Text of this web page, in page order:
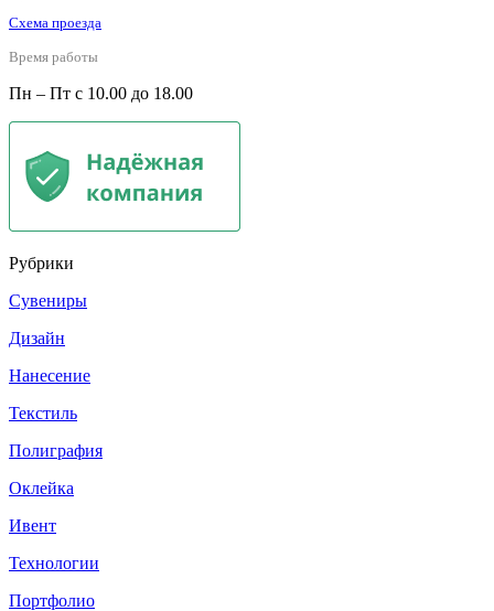
Схема проезда
Время работы
Пн – Пт с 10.00 до 18.00
Рубрики
Сувениры
Дизайн
Нанесение
Текстиль
Полиграфия
Оклейка
Ивент
Технологии
Портфолио